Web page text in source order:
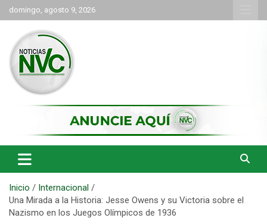
Saltar
al
contenido
domingo, agosto 9, 2026
NVC Noticias
Inicio
Internacional
Una Mirada a la Historia: Jesse Owens y su Victoria sobre el
Nazismo en los Juegos Olímpicos de 1936